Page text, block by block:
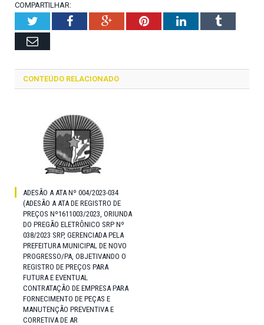
COMPARTILHAR:
TwitterFacebookGoogle+PinterestLinkedInTumblr
Email
CONTEÚDO RELACIONADO
ADESÃO A ATA Nº 004/2023-034
(ADESÃO A ATA DE REGISTRO DE
PREÇOS Nº1611003/2023, ORIUNDA
DO PREGÃO ELETRÔNICO SRP Nº
038/2023 SRP, GERENCIADA PELA
PREFEITURA MUNICIPAL DE NOVO
PROGRESSO/PA, OBJETIVANDO O
REGISTRO DE PREÇOS PARA
FUTURA E EVENTUAL
CONTRATAÇÃO DE EMPRESA PARA
FORNECIMENTO DE PEÇAS E
MANUTENÇÃO PREVENTIVA E
CORRETIVA DE AR